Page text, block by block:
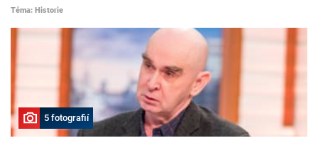
Téma: Historie
5 fotografií